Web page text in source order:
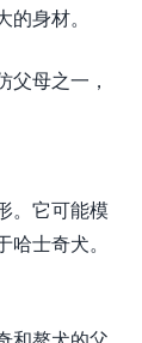
身材。
母之一，
。它可能模
士奇犬。